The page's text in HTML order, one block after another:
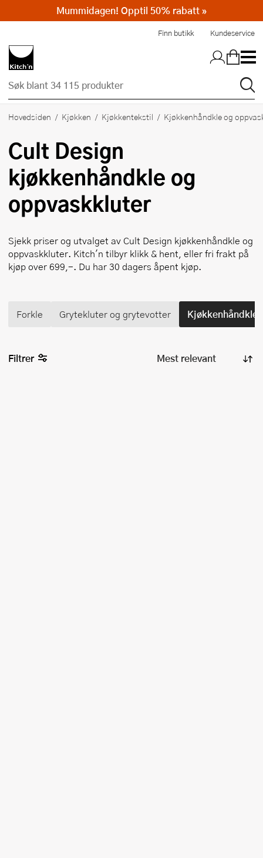
Finn butikk Kundeservice
Hovedsiden Kjøkken Kjøkkentekstil Kjøkkenhåndkle og
Cult Design
kjøkkenhåndkle og
oppvaskkluter
Sjekk priser og utvalget avCult Design kjøkkenhåndkle og
oppvaskkluter. Kitch'n tilbyr klikk & hent, eller fri frakt på
kjøp over 699,-. Du har 30 dagers åpent kjøp.
Forkle Grytekluter og grytevotter Kjøkkenhåndkle
Filtrer
Mummidagen! Opptil 50% rabatt »